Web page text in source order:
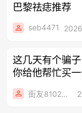
巴黎祛痣推荐
seb4471
这几天有个骗
你给他帮忙买
要上
街友81026273